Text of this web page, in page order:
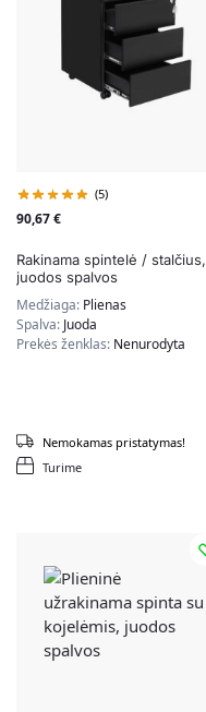
(5)
90,67€
Rakinama spintelė / stalčius,
juodos spalvos
Medžiaga: Plienas
Spalva: Juoda
Prekės ženklas: Nenurodyta
Turime
Nemokamas pristatymas!